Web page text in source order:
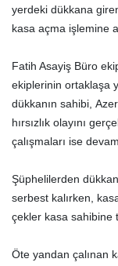
yerdeki dükkana
kasa açma işlemine
Fatih Asayiş Büro
ekiplerinin ortaklaşa
dükkanın sahibi,
hırsızlık olayını
çalışmaları ise
Şüphelilerden
serbest kalırken,
çekler kasa sahibine
Öte yandan çalınan